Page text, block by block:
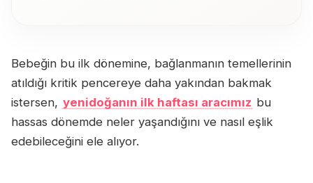
Bebeğin bu ilk dönemine, bağlanmanın temellerinin
atıldığı kritik pencereye daha yakından bakmak
istersen, yenidoğanın ilk haftası aracımız bu
hassas dönemde neler yaşandığını ve nasıl eşlik
edebileceğini ele alıyor.